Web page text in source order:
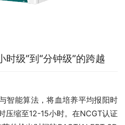
时级”到“分钟级”的跨越
智能算法，将血培养平均报阳时
压缩至12-15小时。在NCGT认证